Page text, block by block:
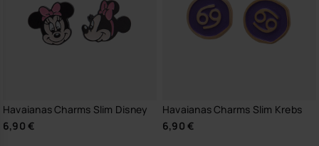
Havaianas Charms Slim Disney
6,90 €
Havaianas Charms Slim Krebs
6,90 €